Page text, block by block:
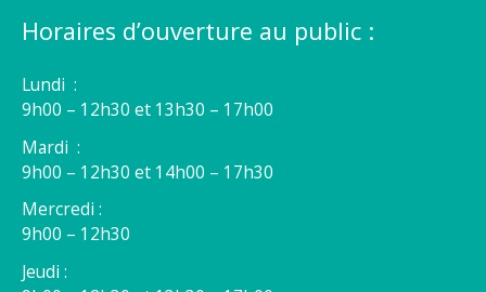
Horaires d’ouverture au public :
Lundi :
9h00 – 12h30 et 13h30 – 17h00
Mardi :
9h00 – 12h30 et 14h00 – 17h30
Mercredi :
9h00 – 12h30
Jeudi :